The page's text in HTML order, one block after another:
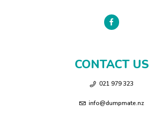
CONTACT US
021 979 323
info@dumpmate.nz